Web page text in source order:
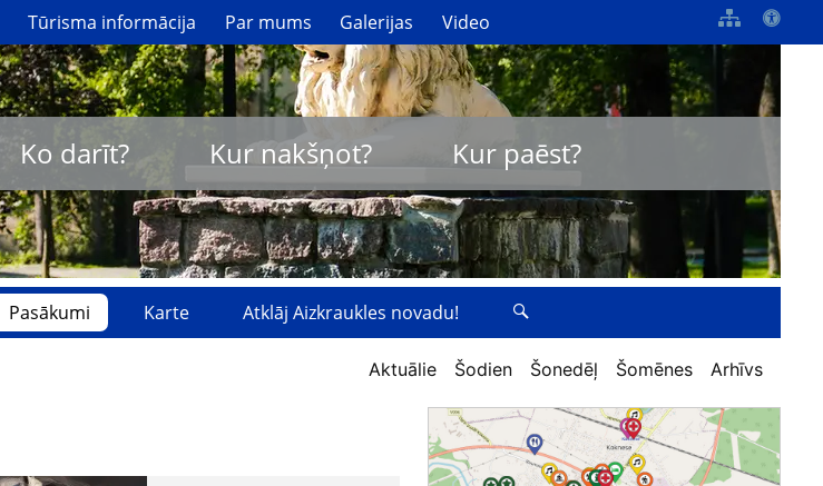
Tūrisma informācija Par mums Galerijas Video
Ko darīt? Kur nakšņot? Kur paēst?
Pasākumi Karte Atklāj Aizkraukles novadu!
Aktuālie Šodien Šonedēļ Šomēnes Arhīvs